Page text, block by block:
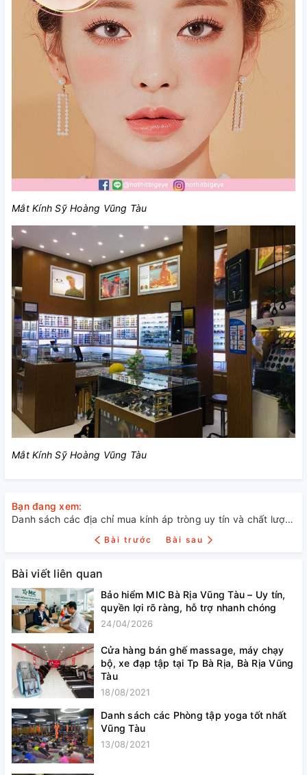
Mắt Kính Sỹ Hoàng Vũng Tàu
Mắt Kính Sỹ Hoàng Vũng Tàu
Bạn đang xem:
Danh sách các địa chỉ mua kính áp tròng uy tín và chất lượng nhất Vũng Tàu
Bài trước Bài sau
Bài viết liên quan
Bảo hiểm MIC Bà Rịa Vũng Tàu – Uy tín,
quyền lợi rõ ràng, hỗ trợ nhanh chóng
24/04/2026
Cửa hàng bán ghế massage, máy chạy
bộ, xe đạp tập tại Tp Bà Rịa, Bà Rịa Vũng
Tàu
18/08/2021
Danh sách các Phòng tập yoga tốt nhất
Vũng Tàu
13/08/2021